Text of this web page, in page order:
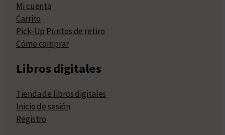
Mi cuenta
Carrito
Pick-Up Puntos de retiro
Cómo comprar
Libros digitales
Tienda de libros digitales
Inicio de sesión
Registro